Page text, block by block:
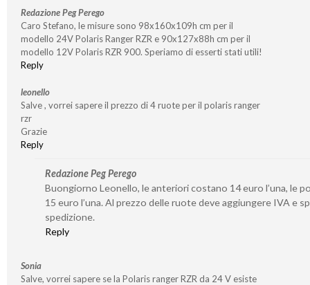
Redazione Peg Perego
Caro Stefano, le misure sono 98x160x109h cm per il
modello 24V Polaris Ranger RZR e 90x127x88h cm per il
modello 12V Polaris RZR 900. Speriamo di esserti stati utili!
Reply
leonello
Salve , vorrei sapere il prezzo di 4 ruote per il polaris ranger
rzr
Grazie
Reply
Redazione Peg Perego
Buongiorno Leonello, le anteriori costano 14 euro l’una, le
15 euro l’una. Al prezzo delle ruote deve aggiungere IVA e
spedizione.
Reply
Sonia
Salve, vorrei sapere se la Polaris ranger RZR da 24 V esiste